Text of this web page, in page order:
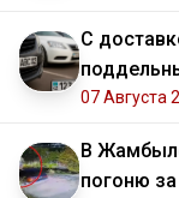
С
07 Августа
В
погоню